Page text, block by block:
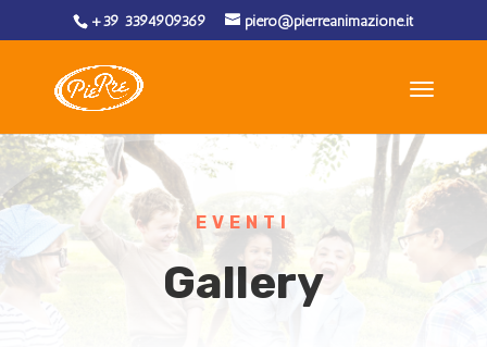
+39 3394909369 piero@pierreanimazione.it
EVENTI
Gallery